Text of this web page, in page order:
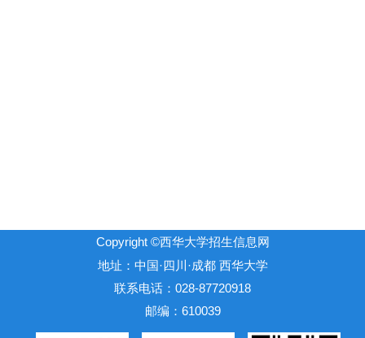
Copyright ©西华大学招生信息网
地址：中国·四川·成都 西华大学
联系电话：028-87720918
邮编：610039